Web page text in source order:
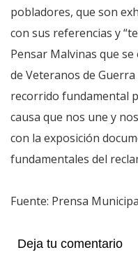
pobladores, que son
con sus referencias y
Pensar Malvinas que
de Veteranos de
recorrido fundamental
causa que nos une y
con la exposición
fundamentales del
Fuente: Prensa
Deja tu comentario